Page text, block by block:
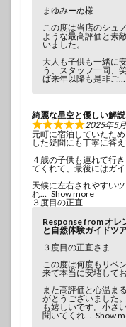
まゆみーぬ様
この度は当店のシュ
ような最高評価と素
いました。
大人も子供も一緒に
う、スタッフ一同、
ば来年以降も是非ご
綺麗な星空と優しい解説
2025年5
元町に宿泊していたた
した疑問にも丁寧に答え
４歳の子供も連れて行
てくれて、最後にはガ
天候に左右されやすい
れ
Show more
３度目の正直
Response from オレ
と自然体験ガイドツ
３度目の正直さま
この度は何度もリベ
来て本当に安堵してお
また高評価と心温ま
がとうございました
も嬉しいです。小さ
聞いてくれ
Show